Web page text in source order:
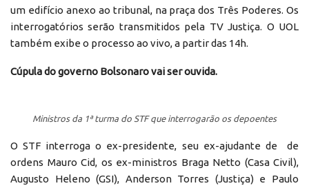
um edifício anexo ao tribunal, na praça dos Três Poderes. Os
interrogatórios serão transmitidos pela TV Justiça. O UOL
também exibe o processo ao vivo, a partir das 14h.
Cúpula do governo Bolsonaro vai ser ouvida.
Ministros da 1ª turma do STF que interrogarão os depoentes
O STF interroga o ex-presidente, seu ex-ajudante de de
ordens Mauro Cid, os ex-ministros Braga Netto (Casa Civil),
Augusto Heleno (GSI), Anderson Torres (Justiça) e Paulo